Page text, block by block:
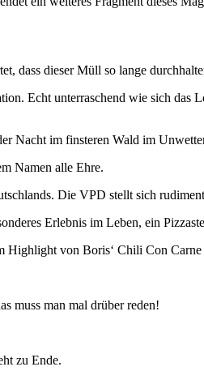
dass dieser Müll so lange
Echt unterraschend wie sich
Nacht im finsteren Wald im
Namen alle Ehre.
Die VPD stellt sich
Erlebnis im Leben, ein
Highlight von Boris‘ Chili Con Carne
muss man mal drüber reden!
zu Ende.